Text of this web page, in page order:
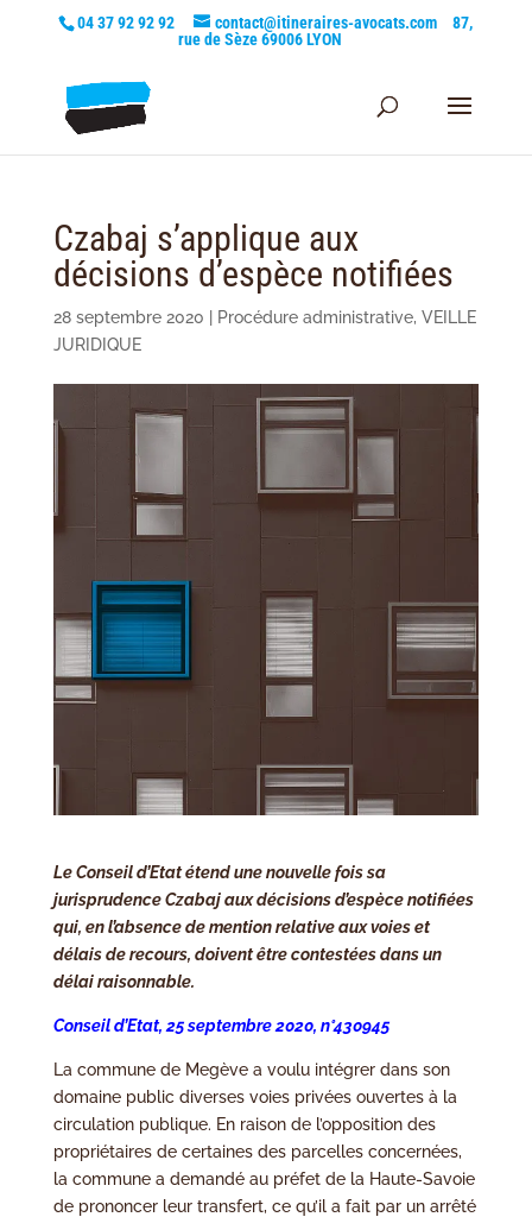
04 37 92 92 92 contact@itineraires-avocats.com
87,
rue de Sèze 69006 LYON
Czabaj s’applique aux
décisions d’espèce notifiées
28 septembre 2020 Procédure administrative, VEILLE
JURIDIQUE
Le Conseil d’Etat étend une nouvelle fois sa
jurisprudence Czabaj aux décisions d’espèce notifiées
qui, en l’absence de mention relative aux voies et
délais de recours, doivent être contestées dans un
délai raisonnable.
Conseil d’Etat, 25 septembre 2020, n°430945
La commune de Megève a voulu intégrer dans son
domaine public diverses voies privées ouvertes à la
circulation publique. En raison de l’opposition des
propriétaires de certaines des parcelles concernées,
la commune a demandé au préfet de la Haute-Savoie
de prononcer leur transfert, ce qu’il a fait par un arrêté